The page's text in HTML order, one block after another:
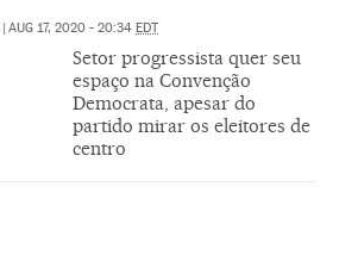
| AUG 17, 2020 - 20:34 EDT
Setor progressista quer seu
espaço na Convenção
Democrata, apesar do
partido mirar os eleitores de
centro